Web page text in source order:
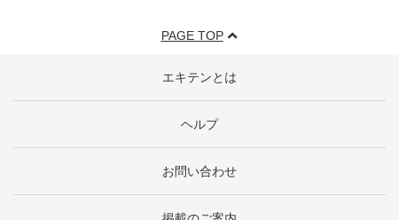
PAGE TOP
エキテンとは
ヘルプ
お問い合わせ